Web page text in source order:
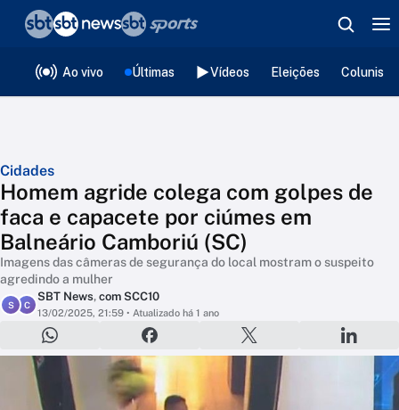
Ao vivo Últimas Vídeos Eleições
Cidades
Homem agride colega com golpes de
faca e capacete por ciúmes em
Balneário Camboriú (SC)
Imagens das câmeras de segurança do local mostram o suspeito
agredindo a mulher
S C
SBT News, com SCC10
13/02/2025, 21:59 • Atualizado há 1 ano
❮voltar
Editorias